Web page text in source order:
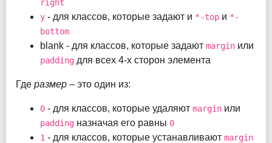
right
y - для классов, которые задают и *-top и *-
bottom
blank - для классов, которые задают margin или
padding для всех 4-х сторон элемента
Где размер – это один из:
0 - для классов, которые удаляют margin или
padding назначая его равны 0
1 - для классов, которые устанавливают margin